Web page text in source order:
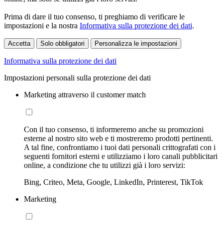
Prima di dare il tuo consenso, ti preghiamo di verificare le
impostazioni e la nostra Informativa sulla protezione dei dati.
Accetta Solo obbligatori Personalizza le impostazioni
Informativa sulla protezione dei dati
Impostazioni personali sulla protezione dei dati
Marketing attraverso il customer match
Con il tuo consenso, ti informeremo anche su promozioni
esterne al nostro sito web e ti mostreremo prodotti pertinenti.
A tal fine, confrontiamo i tuoi dati personali crittografati con i
seguenti fornitori esterni e utilizziamo i loro canali pubblicitari
online, a condizione che tu utilizzi già i loro servizi:
Bing, Criteo, Meta, Google, LinkedIn, Printerest, TikTok
Marketing